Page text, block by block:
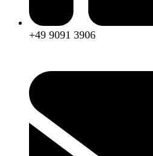
+49 9091 3906